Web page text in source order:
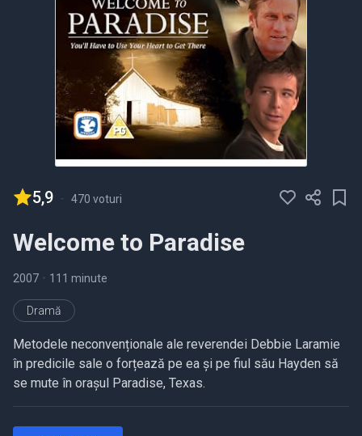
5,9 - 470 voturi
Welcome to Paradise
2007 • 111 minute
Dramă
Metodele neconvenționale ale reverendei Debbie Laramie
în predicile sale o forțează pe ea și pe fiul său Hayden să
se mute în orașul Paradise, Texas.